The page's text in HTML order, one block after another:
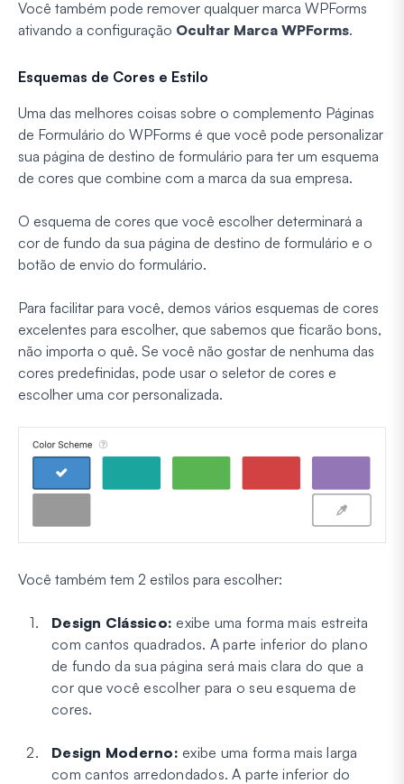
Você também pode remover qualquer marca WPForms
ativando a configuração Ocultar Marca WPForms.
Esquemas de Cores e Estilo
Uma das melhores coisas sobre o complemento Páginas
de Formulário do WPForms é que você pode personalizar
sua página de destino de formulário para ter um esquema
de cores que combine com a marca da sua empresa.
O esquema de cores que você escolher determinará a
cor de fundo da sua página de destino de formulário e o
botão de envio do formulário.
Para facilitar para você, demos vários esquemas de cores
excelentes para escolher, que sabemos que ficarão bons,
não importa o quê. Se você não gostar de nenhuma das
cores predefinidas, pode usar o seletor de cores e
escolher uma cor personalizada.
Você também tem 2 estilos para escolher:
Design Clássico: exibe uma forma mais estreita
com cantos quadrados. A parte inferior do plano
de fundo da sua página será mais clara do que a
cor que você escolher para o seu esquema de
cores.
Design Moderno: exibe uma forma mais larga
com cantos arredondados. A parte inferior do